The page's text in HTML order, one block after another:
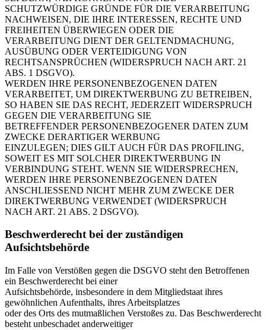
SCHUTZWÜRDIGE GRÜNDE FÜR DIE VERARBEITUNG
NACHWEISEN, DIE IHRE INTERESSEN, RECHTE UND
FREIHEITEN ÜBERWIEGEN ODER DIE
VERARBEITUNG DIENT DER GELTENDMACHUNG,
AUSÜBUNG ODER VERTEIDIGUNG VON
RECHTSANSPRÜCHEN (WIDERSPRUCH NACH ART. 21
ABS. 1 DSGVO).
WERDEN IHRE PERSONENBEZOGENEN DATEN
VERARBEITET, UM DIREKTWERBUNG ZU BETREIBEN,
SO HABEN SIE DAS RECHT, JEDERZEIT WIDERSPRUCH
GEGEN DIE VERARBEITUNG SIE
BETREFFENDER PERSONENBEZOGENER DATEN ZUM
ZWECKE DERARTIGER WERBUNG
EINZULEGEN; DIES GILT AUCH FÜR DAS PROFILING,
SOWEIT ES MIT SOLCHER DIREKTWERBUNG IN
VERBINDUNG STEHT. WENN SIE WIDERSPRECHEN,
WERDEN IHRE PERSONENBEZOGENEN DATEN
ANSCHLIESSEND NICHT MEHR ZUM ZWECKE DER
DIREKTWERBUNG VERWENDET (WIDERSPRUCH
NACH ART. 21 ABS. 2 DSGVO).
Beschwerderecht bei der zuständigen
Aufsichtsbehörde
Im Falle von Verstößen gegen die DSGVO steht den Betroffenen
ein Beschwerderecht bei einer
Aufsichtsbehörde, insbesondere in dem Mitgliedstaat ihres
gewöhnlichen Aufenthalts, ihres Arbeitsplatzes
oder des Orts des mutmaßlichen Verstoßes zu. Das Beschwerderecht
besteht unbeschadet anderweitiger